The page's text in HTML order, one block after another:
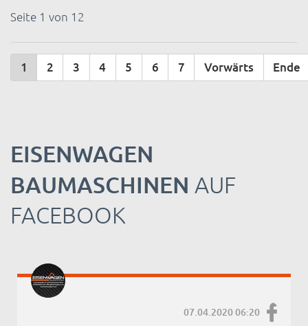
Seite 1 von 12
1 2 3 4 5 6 7 Vorwärts Ende
EISENWAGEN
BAUMASCHINEN AUF
FACEBOOK
07.04.2020 06:20